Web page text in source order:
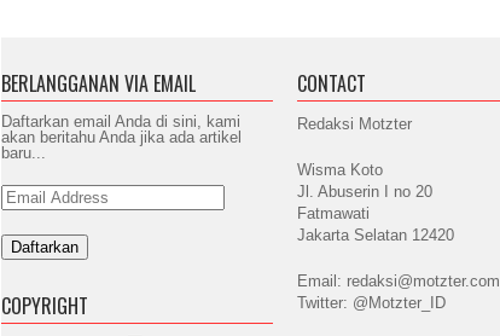
BERLANGGANAN VIA EMAIL
Daftarkan email Anda di sini, kami
akan beritahu Anda jika ada artikel
baru...
Email
Address
COPYRIGHT
CONTACT
Redaksi Motzter
Wisma Koto
Jl. Abuserin I no 20
Fatmawati
Jakarta Selatan 12420
Email: redaksi@motzter.com
Twitter: @Motzter_ID